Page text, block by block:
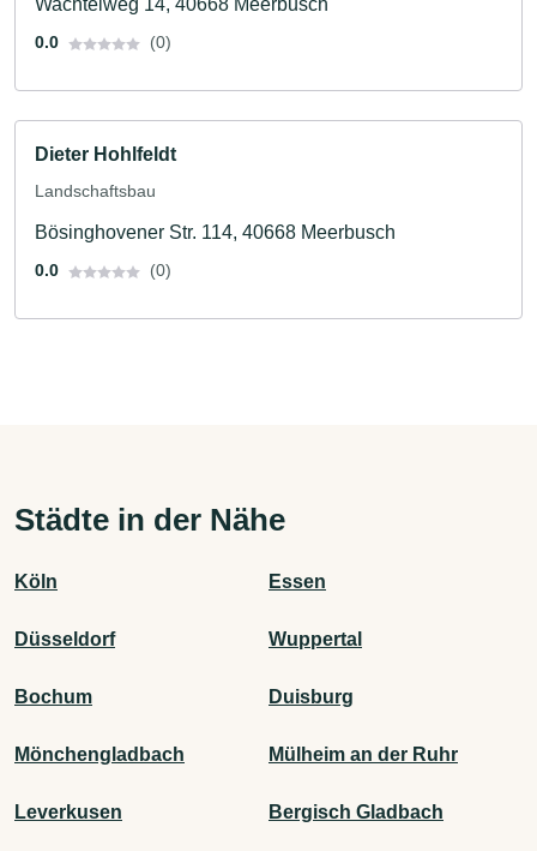
Wachtelweg 14, 40668 Meerbusch
0.0 (0)
Dieter Hohlfeldt
Landschaftsbau
Bösinghovener Str. 114, 40668 Meerbusch
0.0 (0)
Städte in der Nähe
Köln Essen
Düsseldorf Wuppertal
Bochum Duisburg
Mönchengladbach Mülheim an der Ruhr
Leverkusen Bergisch Gladbach